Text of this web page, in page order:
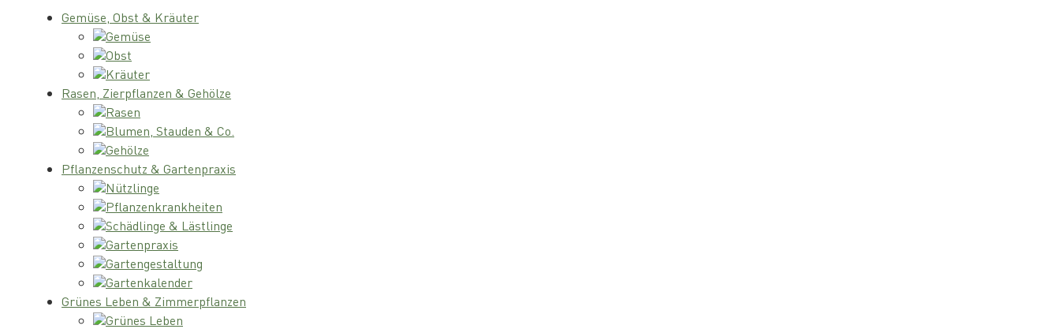
Gemüse, Obst & Kräuter
Gemüse
Obst
Kräuter
Rasen, Zierpflanzen & Gehölze
Rasen
Blumen, Stauden & Co.
Gehölze
Pflanzenschutz & Gartenpraxis
Nützlinge
Pflanzenkrankheiten
Schädlinge & Lästlinge
Gartenpraxis
Gartengestaltung
Gartenkalender
Grünes Leben & Zimmerpflanzen
Grünes Leben